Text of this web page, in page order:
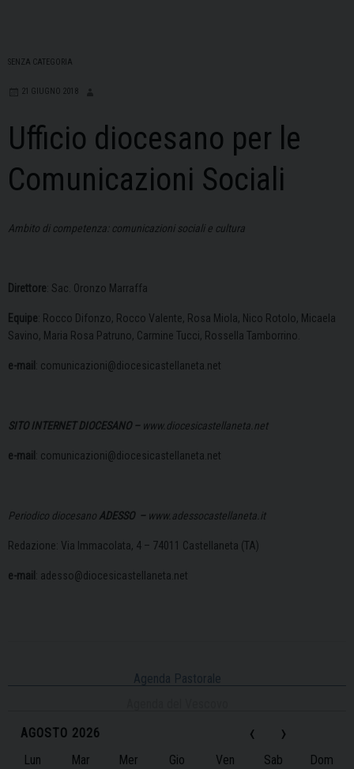
SENZA CATEGORIA
21 GIUGNO 2018
Ufficio diocesano per le
Comunicazioni Sociali
Ambito di competenza: comunicazioni sociali e cultura
Direttore: Sac. Oronzo Marraffa
Equipe: Rocco Difonzo, Rocco Valente, Rosa Miola, Nico Rotolo, Micaela
Savino, Maria Rosa Patruno, Carmine Tucci, Rossella Tamborrino.
e-mail : comunicazioni@diocesicastellaneta.net
SITO INTERNET DIOCESANO – www.diocesicastellaneta.net
e-mail : comunicazioni@diocesicastellaneta.net
Periodico diocesano ADESSO – www.adessocastellaneta.it
Redazione: Via Immacolata, 4 – 74011 Castellaneta (TA)
e-mail : adesso@diocesicastellaneta.net
Agenda Pastorale
‹
AGOSTO 2026 ›
Lun Mar Mer Gio Ven Sab Dom